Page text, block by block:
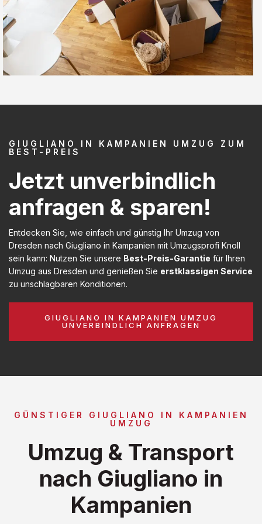
GIUGLIANO IN KAMPANIEN UMZUG ZUM
BEST-PREIS
Jetzt unverbindlich
anfragen & sparen!
Entdecken Sie, wie einfach und günstig Ihr Umzug von
Dresden nach Giugliano in Kampanien mit Umzugsprofi Knoll
sein kann: Nutzen Sie unsere Best-Preis-Garantie für Ihren
Umzug aus Dresden und genießen Sie erstklassigen Service
zu unschlagbaren Konditionen.
GIUGLIANO IN KAMPANIEN UMZUG
UNVERBINDLICH ANFRAGEN
GÜNSTIGER GIUGLIANO IN KAMPANIEN
UMZUG
Umzug & Transport
nach Giugliano in
Kampanien